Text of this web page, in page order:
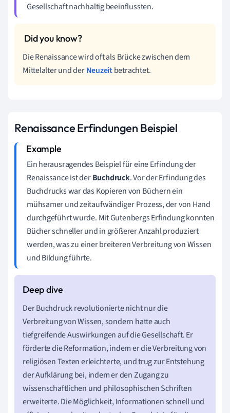
Gesellschaft nachhaltig beeinflussten.
Die Renaissance wird oft als Brücke zwischen dem
Mittelalter und derNeuzeitbetrachtet.
Renaissance Erfindungen Beispiel
Ein herausragendes Beispiel für eine Erfindung der
Renaissance ist derBuchdruck. Vor der Erfindung des
Buchdrucks war das Kopieren von Büchern ein
mühsamer und zeitaufwändiger Prozess, der von Hand
durchgeführt wurde. Mit Gutenbergs Erfindung konnten
Bücher schneller und in größerer Anzahl produziert
werden, was zu einer breiteren Verbreitung von Wissen
und Bildung führte.
Der Buchdruck revolutionierte nicht nur die
Verbreitung von Wissen, sondern hatte auch
tiefgreifende Auswirkungen auf die Gesellschaft. Er
förderte die Reformation, indem er die Verbreitung von
religiösen Texten erleichterte, und trug zur Entstehung
der Aufklärung bei, indem er den Zugang zu
wissenschaftlichen und philosophischen Schriften
erweiterte. Die Möglichkeit, Informationen schnell und